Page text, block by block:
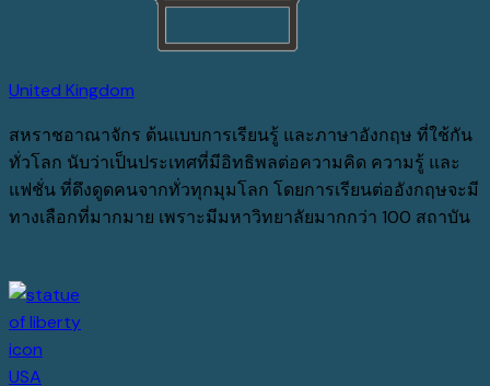
United Kingdom
สหราชอาณาจักร ต้นแบบการเรียนรู้ และภาษาอังกฤษ ที่ใช้กัน
ทั่วโลก นับว่าเป็นประเทศที่มีอิทธิพลต่อความคิด ความรู้ และ
แฟชั่นที่ดึงดูดคนจากทั่วทุกมุมโลก โดยการเรียนต่ออังกฤษจะมี
ทางเลือกที่มากมาย เพราะมีมหาวิทยาลัยมากกว่า 100 สถาบัน
USA